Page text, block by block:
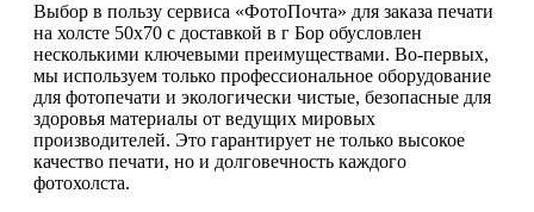
Выбор в пользу сервиса «ФотоПочта» для заказа печати
на холсте 50х70 с доставкой в г Бор обусловлен
несколькими ключевыми преимуществами. Во-первых,
мы используем только профессиональное оборудование
для фотопечати и экологически чистые, безопасные для
здоровья материалы от ведущих мировых
производителей. Это гарантирует не только высокое
качество печати, но и долговечность каждого
фотохолста.